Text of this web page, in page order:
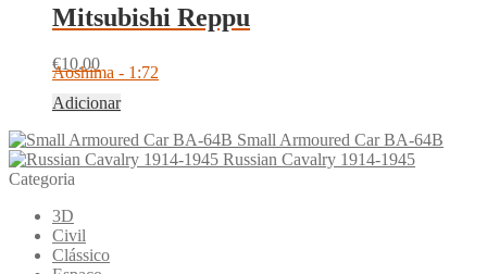
Mitsubishi Reppu
€10.00
Aoshima - 1:72
Adicionar
Small Armoured Car BA-64B
Russian Cavalry 1914-1945
Categoria
3D
Civil
Clássico